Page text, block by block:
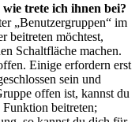
trete ich ihnen bei?
„Benutzergruppen“ im
beitreten möchtest,
Schaltfläche machen.
Einige erfordern erst
sein und
offen ist, kannst du
beitreten;